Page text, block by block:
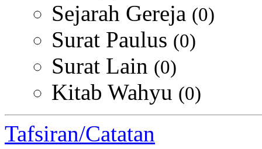
Sejarah Gereja (0)
Surat Paulus (0)
Surat Lain (0)
Kitab Wahyu (0)
Tafsiran/Catatan